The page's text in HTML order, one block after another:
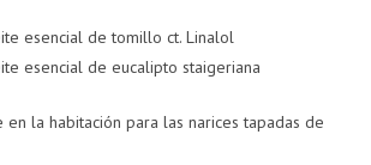
esencial de tomillo ct. Linalol
esencial de eucalipto staigeriana
en la habitación para las narices tapadas de